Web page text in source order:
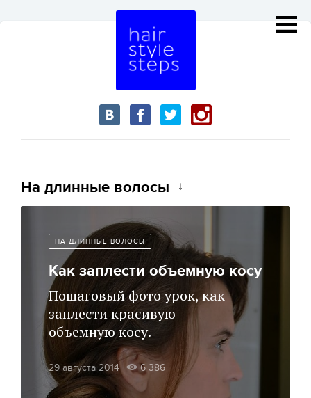
На длинные волосы
НА ДЛИННЫЕ ВОЛОСЫ
Как заплести объемную косу
Пошаговый фото урок, как
заплести красивую
объемную косу.
29 августа 2014 6 386